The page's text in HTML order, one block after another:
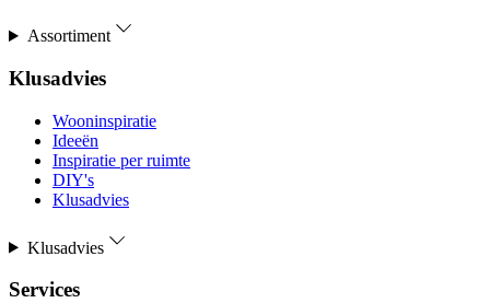
Assortiment
Klusadvies
Wooninspiratie
Ideeën
Inspiratie per ruimte
DIY's
Klusadvies
Klusadvies
Services